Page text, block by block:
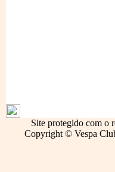
Site protegido com o
Copyright © Vespa